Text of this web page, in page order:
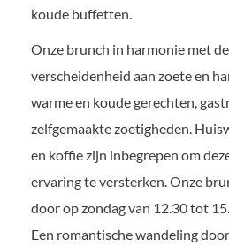
koude buffetten.
Onze brunch in harmonie met
verscheidenheid aan zoete en
warme en koude gerechten,
zelfgemaakte zoetigheden.
en koffie zijn inbegrepen om
ervaring te versterken. Onze
door op zondag van 12.30 tot
Een romantische wandeling